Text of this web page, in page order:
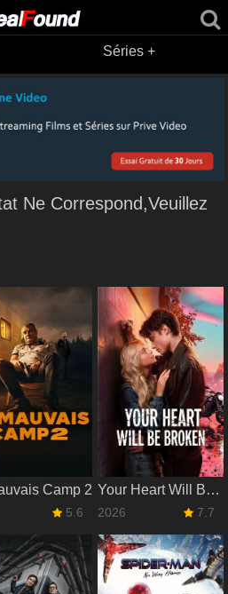
Séries +
Ne Correspond,Veuillez
Camp 2
5.6
Your Heart Will Be Broken
2026 7.7